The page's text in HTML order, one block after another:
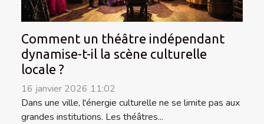
Comment un théâtre indépendant
dynamise-t-il la scène culturelle
locale ?
16 janvier 2026 11:02
Dans une ville, l'énergie culturelle ne se limite pas aux
grandes institutions. Les théâtres...